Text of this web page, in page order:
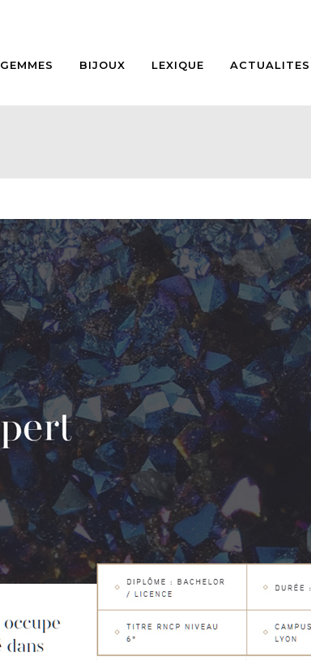
GEMMES BIJOUX LEXIQUE ACTUALITES